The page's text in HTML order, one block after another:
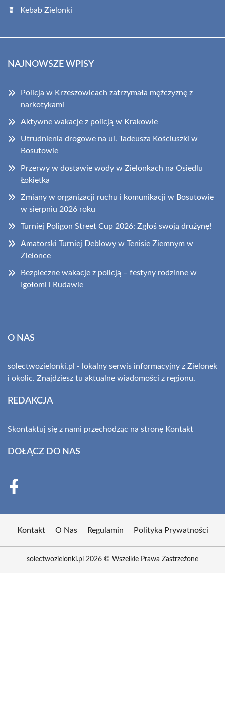
Kebab Zielonki
NAJNOWSZE WPISY
Policja w Krzeszowicach zatrzymała mężczyznę z
narkotykami
Aktywne wakacje z policją w Krakowie
Utrudnienia drogowe na ul. Tadeusza Kościuszki w
Bosutowie
Przerwy w dostawie wody w Zielonkach na Osiedlu
Łokietka
Zmiany w organizacji ruchu i komunikacji w Bosutowie
w sierpniu 2026 roku
Turniej Poligon Street Cup 2026: Zgłoś swoją drużynę!
Amatorski Turniej Deblowy w Tenisie Ziemnym w
Zielonce
Bezpieczne wakacje z policją – festyny rodzinne w
Igołomi i Rudawie
O NAS
solectwozielonki.pl - lokalny serwis informacyjny z Zielonek
i okolic. Znajdziesz tu aktualne wiadomości z regionu.
REDAKCJA
Skontaktuj się z nami przechodząc na stronę Kontakt
DOŁĄCZ DO NAS
Kontakt O Nas Regulamin Polityka Prywatności
solectwozielonki.pl 2026 © Wszelkie Prawa Zastrzeżone